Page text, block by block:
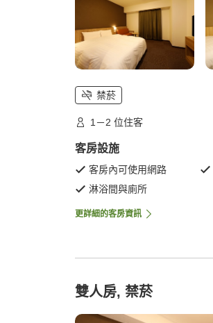
禁菸
1－2 位住客
客房設施
客房內可使用網路
淋浴間與廁所
更詳細的客房資訊
雙人房, 禁菸